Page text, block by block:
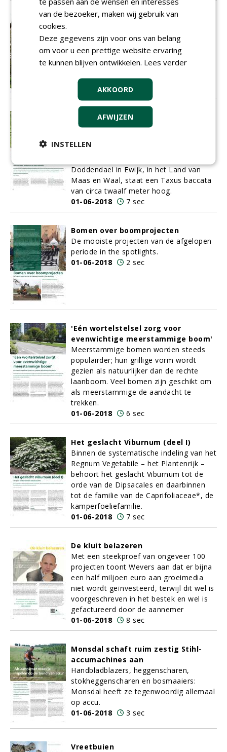
‘Sorbus domestica is variatie ten
Plaatjes zijn net zo zeldzaam als de
species zelf en de boom bestaat
nauwelijks in cultuur: Sorbus domestica.
Gewone taxus: volgens
boomambassadeur Vermeulen
Op de binnenplaats van het
Doddendael in Ewijk, in het Land van
Maas en Waal, staat een Taxus baccata
van circa twaalf meter hoog.
01-06-2018
7 sec
Bomen over boomprojecten
De mooiste projecten van de afgelopen
periode in the spotlights.
01-06-2018
2 sec
'Eén wortelstelsel zorg voor
evenwichtige meerstammige boom'
Meerstammige bomen worden steeds
populairder; hun grillige vorm wordt
gezien als natuurlijker dan de rechte
laanboom. Veel bomen zijn geschikt om
als meerstammige de aandacht te
trekken.
01-06-2018
6 sec
Het geslacht Viburnum (deel I)
Binnen de systematische indeling van het
Regnum Vegetabile – het Plantenrijk –
behoort het geslacht Viburnum tot de
orde van de Dipsacales en daarbinnen
tot de familie van de Caprifoliaceae*, de
kamperfoeliefamilie.
01-06-2018
7 sec
De kluit belazeren
Met een steekproef van ongeveer 100
projecten toont Wevers aan dat er bijna
een half miljoen euro aan groeimedia
niet wordt geïnvesteerd, terwijl dit wel is
voorgeschreven in het bestek en wel is
gefactureerd door de aannemer
01-06-2018
8 sec
Monsdal schaft ruim zestig Stihl-
accumachines aan
Handbladblazers, heggenscharen,
stokheggenscharen en bosmaaiers:
Monsdal heeft ze tegenwoordig allemaal
op accu.
01-06-2018
3 sec
Vreetbuien
van de bezoeker, maken wij gebruik van
cookies.
Deze gegevens zijn voor ons van belang
om voor u een prettige website ervaring
te kunnen blijven ontwikkelen. Lees verder
AKKOORD
AFWIJZEN
INSTELLEN